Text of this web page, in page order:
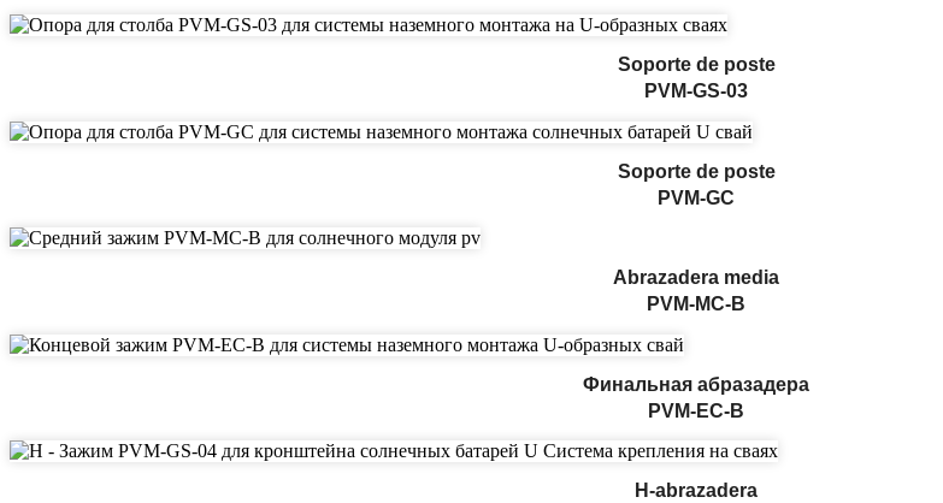
Soporte de poste
PVM-GS-03
Soporte de poste
PVM-GC
Abrazadera media
PVM-MC-B
Финальная абразадера
PVM-EC-B
H-abrazadera